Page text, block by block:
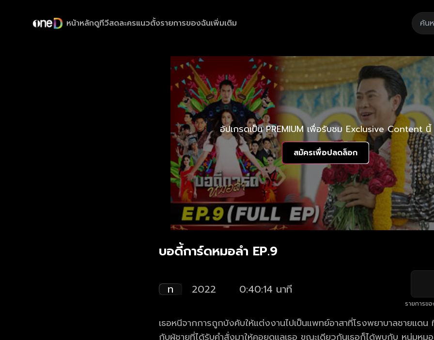
หน้าหลักดูทีวีสดละครแนวตั้งรายการของฉันเพิ่มเติม
อัปเกรดเป็น PREMIUM เพื่อรับชม Exclusive Content นี้
สมัครเพื่อปลดล็อก
บอดี้การ์ดหมอลำ EP.9
ท 2022 0:40:14 นาที
รายการข
เธอหนีจากการถูกบังคับให้แต่งงานไปเป็นแพทย์อาสาที่โรงพยาบาลชายแดน
กับผู้ชายที่ได้รับคำสั่งมาให้คอยดูแลเธอ ขณะเดียวกันเธอก็ได้พบกับ หนุ่มหม